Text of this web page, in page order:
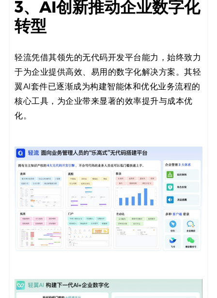
3、AI创新推动企业数字化
转型
轻流凭借其领先的无代码开发平台能力，始终致力
于为企业提供高效、易用的数字化解决方案。其轻
翼AI套件已逐渐成为构建智能体和优化业务流程的
核心工具，为企业带来显著的效率提升与成本优
化。